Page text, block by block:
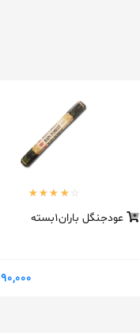
عودجنگل باران1بسته
90,000 تومان